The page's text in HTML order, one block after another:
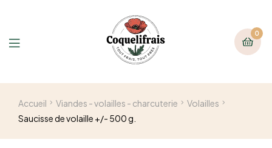
0
Accueil Viandes - volailles - charcuterie
Volailles
Saucisse de volaille +/- 500 g.